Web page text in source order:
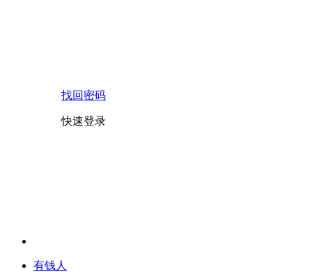
找回密码
快速登录
有钱人